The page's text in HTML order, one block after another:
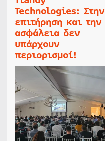
Technologies: Στην
επιτήρηση και την
ασφάλεια δεν
υπάρχουν
περιορισμοί!